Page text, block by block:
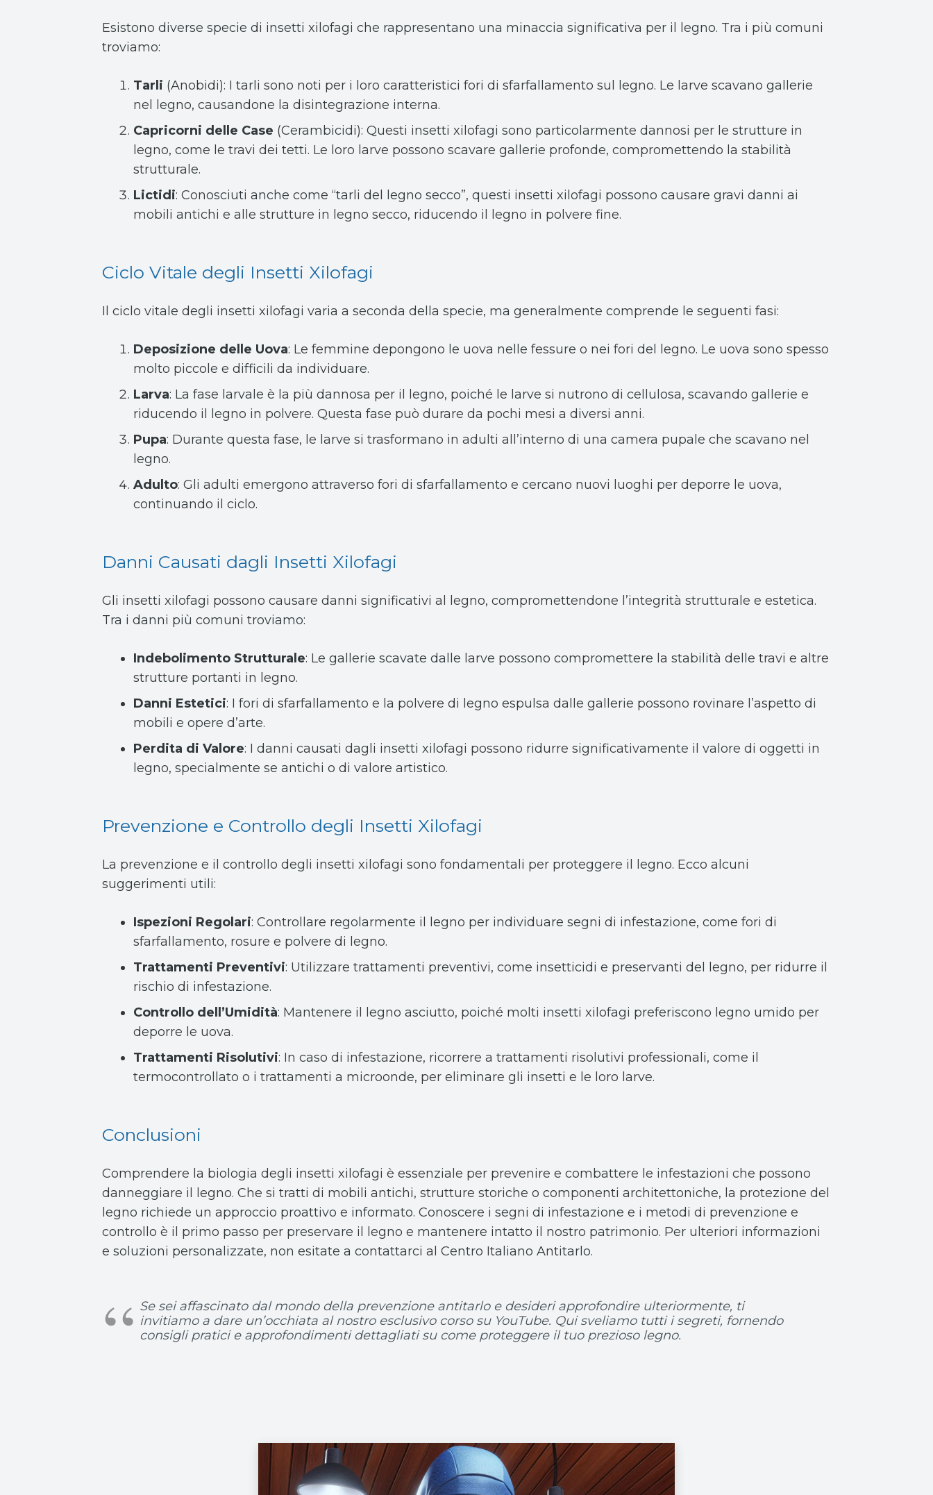
Esistono diverse specie di insetti xilofagi che rappresentano una minaccia significativa per il legno. Tra i più comuni
troviamo:
Tarli (Anobidi): I tarli sono noti per i loro caratteristici fori di sfarfallamento sul legno. Le larve scavano gallerie
nel legno, causandone la disintegrazione interna.
Capricorni delle Case (Cerambicidi): Questi insetti xilofagi sono particolarmente dannosi per le strutture in
legno, come le travi dei tetti. Le loro larve possono scavare gallerie profonde, compromettendo la stabilità
strutturale.
Lictidi: Conosciuti anche come “tarli del legno secco”, questi insetti xilofagi possono causare gravi danni ai
mobili antichi e alle strutture in legno secco, riducendo il legno in polvere fine.
Ciclo Vitale degli Insetti Xilofagi
Il ciclo vitale degli insetti xilofagi varia a seconda della specie, ma generalmente comprende le seguenti fasi:
Deposizione delle Uova: Le femmine depongono le uova nelle fessure o nei fori del legno. Le uova sono spesso
molto piccole e difficili da individuare.
Larva: La fase larvale è la più dannosa per il legno, poiché le larve si nutrono di cellulosa, scavando gallerie e
riducendo il legno in polvere. Questa fase può durare da pochi mesi a diversi anni.
Pupa: Durante questa fase, le larve si trasformano in adulti all’interno di una camera pupale che scavano nel
legno.
Adulto: Gli adulti emergono attraverso fori di sfarfallamento e cercano nuovi luoghi per deporre le uova,
continuando il ciclo.
Danni Causati dagli Insetti Xilofagi
Gli insetti xilofagi possono causare danni significativi al legno, compromettendone l’integrità strutturale e estetica.
Tra i danni più comuni troviamo:
Indebolimento Strutturale: Le gallerie scavate dalle larve possono compromettere la stabilità delle travi e altre
strutture portanti in legno.
Danni Estetici: I fori di sfarfallamento e la polvere di legno espulsa dalle gallerie possono rovinare l’aspetto di
mobili e opere d’arte.
Perdita di Valore: I danni causati dagli insetti xilofagi possono ridurre significativamente il valore di oggetti in
legno, specialmente se antichi o di valore artistico.
Prevenzione e Controllo degli Insetti Xilofagi
La prevenzione e il controllo degli insetti xilofagi sono fondamentali per proteggere il legno. Ecco alcuni
suggerimenti utili:
Ispezioni Regolari: Controllare regolarmente il legno per individuare segni di infestazione, come fori di
sfarfallamento, rosure e polvere di legno.
Trattamenti Preventivi: Utilizzare trattamenti preventivi, come insetticidi e preservanti del legno, per ridurre il
rischio di infestazione.
Controllo dell’Umidità: Mantenere il legno asciutto, poiché molti insetti xilofagi preferiscono legno umido per
deporre le uova.
Trattamenti Risolutivi: In caso di infestazione, ricorrere a trattamenti risolutivi professionali, come il
termocontrollato o i trattamenti a microonde, per eliminare gli insetti e le loro larve.
Conclusioni
Comprendere la biologia degli insetti xilofagi è essenziale per prevenire e combattere le infestazioni che possono
danneggiare il legno. Che si tratti di mobili antichi, strutture storiche o componenti architettoniche, la protezione del
legno richiede un approccio proattivo e informato. Conoscere i segni di infestazione e i metodi di prevenzione e
controllo è il primo passo per preservare il legno e mantenere intatto il nostro patrimonio. Per ulteriori informazioni
e soluzioni personalizzate, non esitate a contattarci al Centro Italiano Antitarlo.
Se sei affascinato dal mondo della prevenzione antitarlo e desideri approfondire ulteriormente, ti
invitiamo a dare un’occhiata al nostro esclusivo corso su YouTube. Qui sveliamo tutti i segreti, fornendo
consigli pratici e approfondimenti dettagliati su come proteggere il tuo prezioso legno.